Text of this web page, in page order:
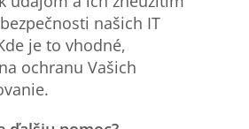
našich IT
je to vhodné,
ochranu Vašich